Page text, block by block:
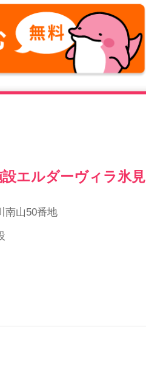
エルダーヴィラ氷見
南山50番地